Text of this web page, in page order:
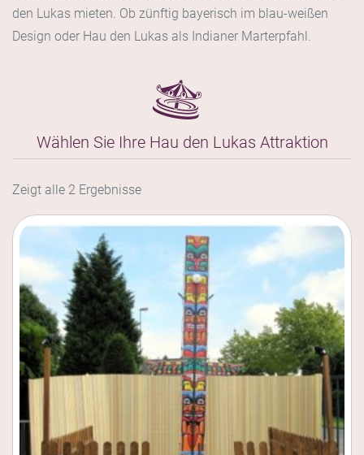
den Lukas mieten. Ob zünftig bayerisch im blau-weißen
Design oder Hau den Lukas als Indianer Marterpfahl.
Wählen Sie Ihre Hau den Lukas Attraktion
Zeigt alle 2 Ergebnisse